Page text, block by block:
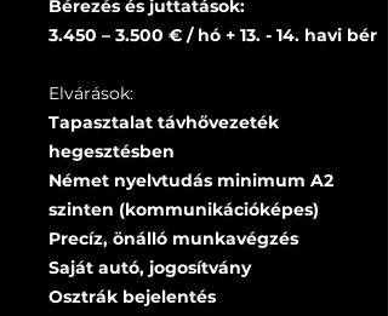
Bérezés és juttatások:
3.450 – 3.500 € / hó + 13. - 14. havi bér
Elvárások:
Tapasztalat távhővezeték
hegesztésben
Német nyelvtudás minimum A2
szinten (kommunikációképes)
Precíz, önálló munkavégzés
Saját autó, jogosítvány
Osztrák bejelentés